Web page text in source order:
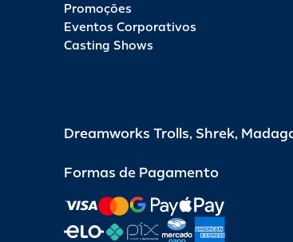
Promoções
Eventos Corporativos
Casting Shows
Dreamworks Trolls, Shrek,
Formas de Pagamento